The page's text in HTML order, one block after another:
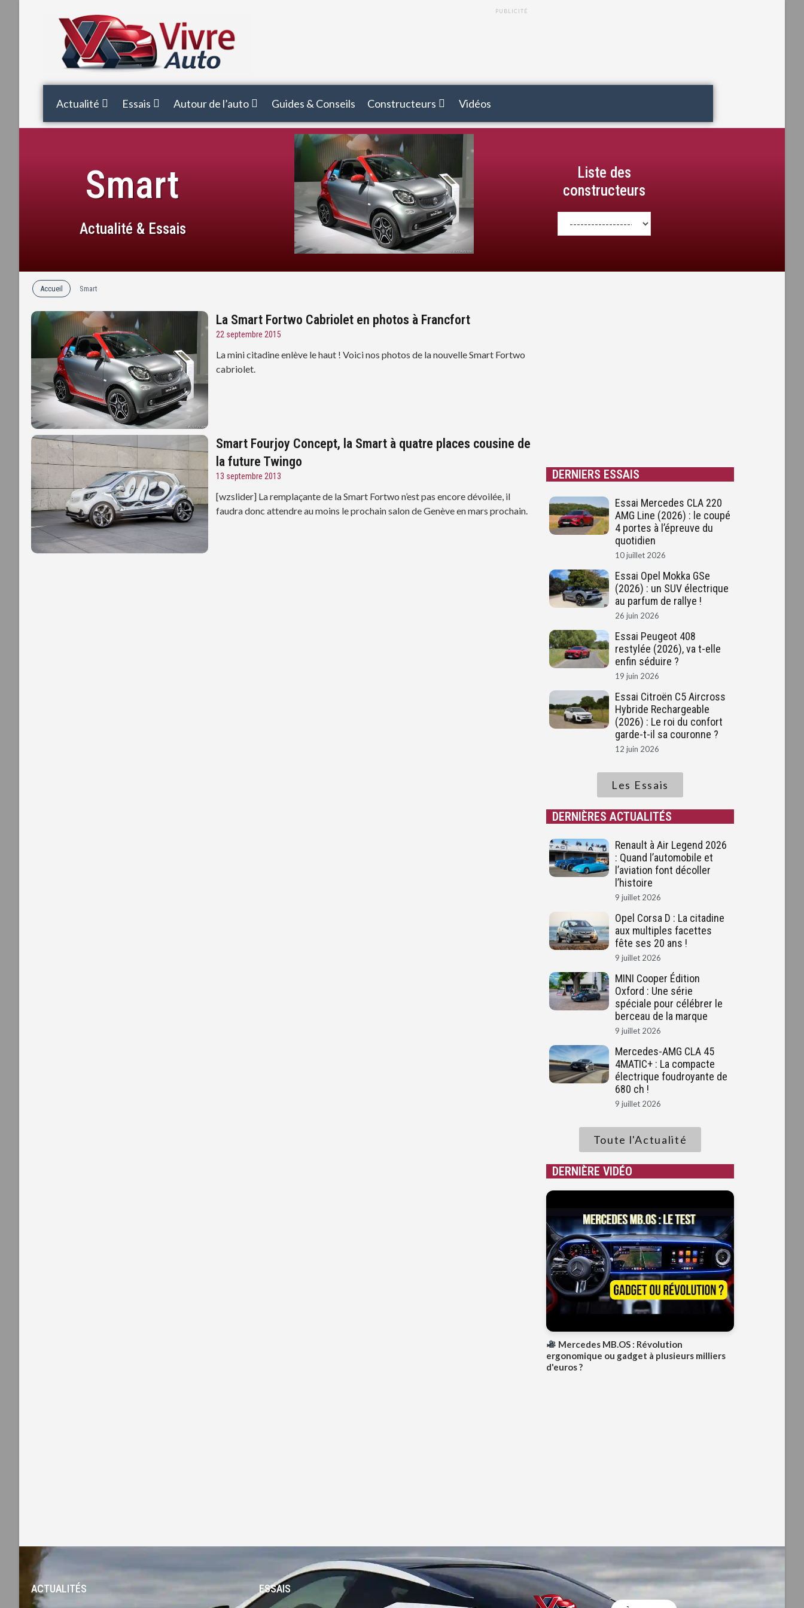
PUBLICITÉ
Actualité Essais Autour de l’auto Guides & Conseils Constructeurs Vidéos
Smart
Actualité & Essais
Liste des
constructeurs
Accueil Smart
La Smart Fortwo Cabriolet en photos à Francfort
22 septembre 2015
La mini citadine enlève le haut ! Voici nos photos de la nouvelle Smart Fortwo
cabriolet.
Smart Fourjoy Concept, la Smart à quatre places cousine de
la future Twingo
13 septembre 2013
[wzslider] La remplaçante de la Smart Fortwo n’est pas encore dévoilée, il
faudra donc attendre au moins le prochain salon de Genève en mars prochain.
DERNIERS ESSAIS
Essai Mercedes CLA 220
AMG Line (2026) : le coupé
4 portes à l’épreuve du
quotidien
10 juillet 2026
Essai Opel Mokka GSe
(2026) : un SUV électrique
au parfum de rallye !
26 juin 2026
Essai Peugeot 408
restylée (2026), va t-elle
enfin séduire ?
19 juin 2026
Essai Citroën C5 Aircross
Hybride Rechargeable
(2026) : Le roi du confort
garde-t-il sa couronne ?
12 juin 2026
Les Essais
DERNIÈRES ACTUALITÉS
Renault à Air Legend 2026
: Quand l’automobile et
l’aviation font décoller
l’histoire
9 juillet 2026
Opel Corsa D : La citadine
aux multiples facettes
fête ses 20 ans !
9 juillet 2026
MINI Cooper Édition
Oxford : Une série
spéciale pour célébrer le
berceau de la marque
9 juillet 2026
Mercedes-AMG CLA 45
4MATIC+ : La compacte
électrique foudroyante de
680 ch !
9 juillet 2026
Toute l'Actualité
DERNIÈRE VIDÉO
Mercedes MB.OS : Révolution
ergonomique ou gadget à plusieurs milliers
d'euros ?
ACTUALITÉS ESSAIS -